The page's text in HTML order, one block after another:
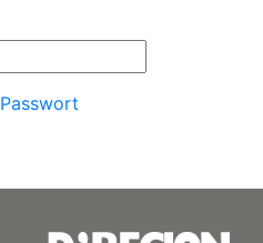
Passwort